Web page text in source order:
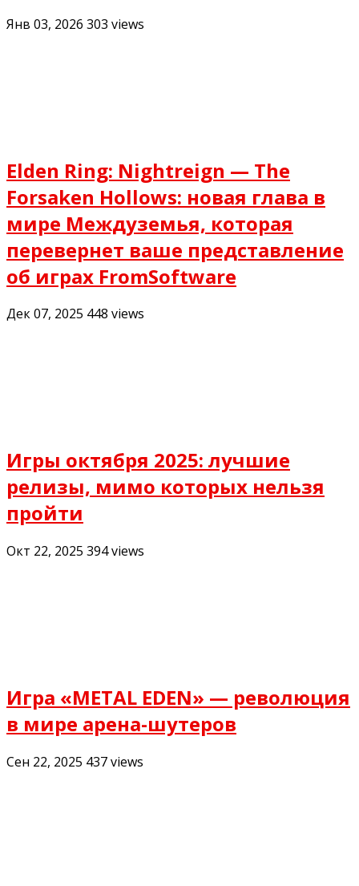
Янв 03, 2026 303 views
Elden Ring: Nightreign — The
Forsaken Hollows: новая глава в
мире Междуземья, которая
перевернет ваше представление
об играх FromSoftware
Дек 07, 2025 448 views
Игры октября 2025: лучшие
релизы, мимо которых нельзя
пройти
Окт 22, 2025 394views
Игра «METAL EDEN» — революция
в мире арена-шутеров
Сен 22, 2025 437views